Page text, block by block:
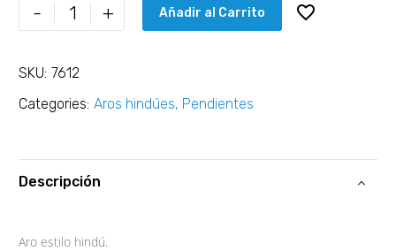
- + Añadir al Carrito
SKU: 7612
Categories: Aros hindúes, Pendientes
Descripción
Aro estilo hindú.